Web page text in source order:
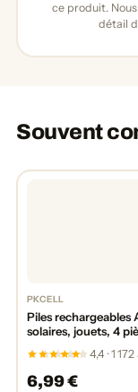
ce produit.
détail
Souvent
PKCELL
Piles rechargeables
solaires, jouets, 4
4,4 · 1
6,99 €